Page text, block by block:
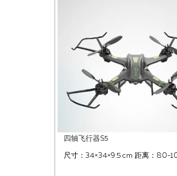
四轴飞行器S5
尺寸：34×34×9.5 cm 距离：80-